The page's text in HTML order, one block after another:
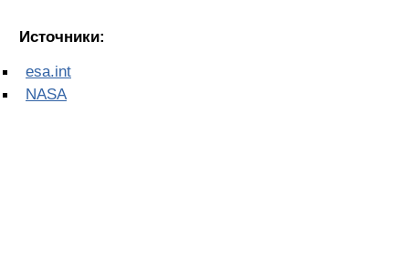
Источники:
esa.int
NASA